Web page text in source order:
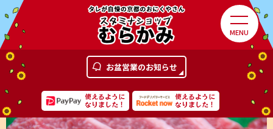
お盆営業のお知らせ
使えるように
なりました！
使えるように
なりました！
MENU